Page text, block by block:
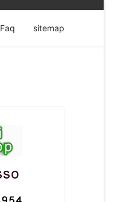
Faq sitemap